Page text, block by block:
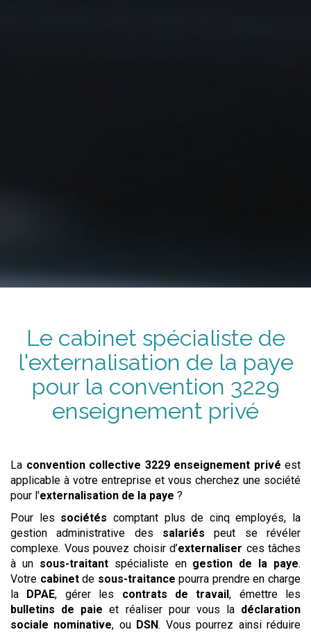
Le cabinet spécialiste de
l'externalisation de la paye
pour la convention 3229
enseignement privé
La convention collective 3229 enseignement privé est
applicable à votre entreprise et vous cherchez une société
pour l'externalisation de la paye ?
Pour les sociétés comptant plus de cinq employés, la
gestion administrative des salariés peut se révéler
complexe. Vous pouvez choisir d’externaliser ces tâches
à un sous-traitantspécialiste en gestion de la paye.
Votre cabinetde sous-traitance pourra prendre en charge
la DPAE, gérer les contrats de travail, émettre les
bulletins de paie et réaliser pour vous la déclaration
sociale nominative, ou DSN. Vous pourrez ainsi réduire